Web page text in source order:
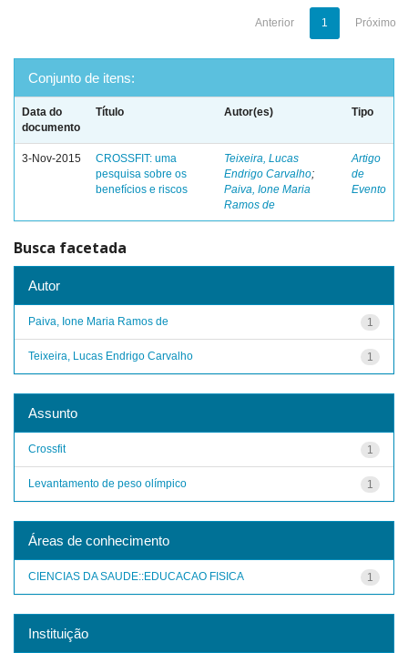
Anterior 1 Próximo
Conjunto de itens:
Data do
documento
Título Autor(es) Tipo
3-Nov-2015
CROSSFIT: uma
pesquisa sobre os
benefícios e riscos
Teixeira, Lucas
Endrigo Carvalho;
Paiva, Ione Maria
Ramos de
Artigo
de
Evento
Busca facetada
Autor
1
Paiva, Ione Maria Ramos de
1
Teixeira, Lucas Endrigo Carvalho
Assunto
1
Crossfit
1
Levantamento de peso olímpico
Áreas de conhecimento
1
CIENCIAS DA SAUDE::EDUCACAO FISICA
Instituição